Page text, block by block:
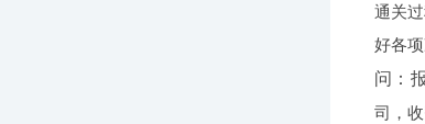
通关
好各
问：
司，